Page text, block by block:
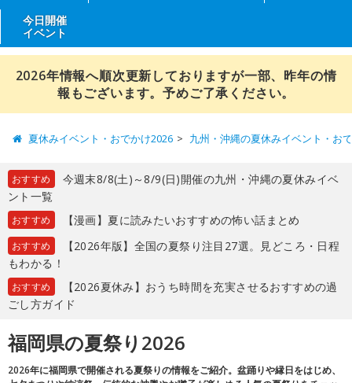
今日開催
イベント
2026年情報へ順次更新しておりますが一部、昨年の情
報もございます。予めご了承ください。
夏休みイベント・おでかけ2026 九州・沖縄の夏休みイベント・お
おすすめ
今週末8/8(土)～8/9(日)開催の九州・沖縄の夏休みイベ
ント一覧
おすすめ 【漫画】夏に読みたいおすすめの怖い話まとめ
おすすめ
【2026年版】全国の夏祭り注目27選。見どころ・日程
もわかる！
おすすめ
【2026夏休み】おうち時間を充実させるおすすめの過
ごし方ガイド
福岡県の夏祭り2026
2026年に福岡県で開催される夏祭りの情報をご紹介。盆踊りや縁日をはじめ、